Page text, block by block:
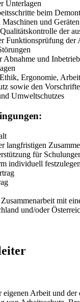
Unterlagen
beim
und Geräten
der
Funktionsprüfung der
Abnahme und
Ergonomie,
sowie den
Umweltschutzes
langfristigen
für
individuell
mit
und/oder
eigenen Arbeit und der